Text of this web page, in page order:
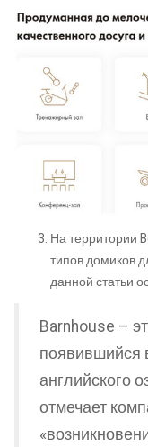
На территории
типов домиков
данной статьи
Barnhouse –
появившийся
английского
отмечает